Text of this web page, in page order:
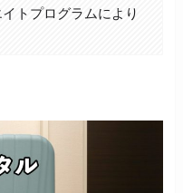
トプログラムにより